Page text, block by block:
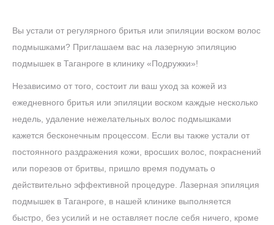
Вы устали от регулярного бритья или эпиляции воском волос
подмышками? Приглашаем вас на лазерную эпиляцию
подмышек в Таганроге в клинику «Подружки»!
Независимо от того, состоит ли ваш уход за кожей из
ежедневного бритья или эпиляции воском каждые несколько
недель, удаление нежелательных волос подмышками
кажется бесконечным процессом. Если вы также устали от
постоянного раздражения кожи, вросших волос, покраснений
или порезов от бритвы, пришло время подумать о
действительно эффективной процедуре. Лазерная эпиляция
подмышек в Таганроге, в нашей клинике выполняется
быстро, без усилий и не оставляет после себя ничего, кроме